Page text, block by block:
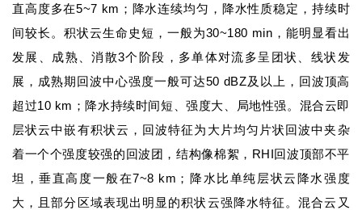
直高度多在5~7 km；降水连续均匀，降水性质稳定，持续时
间较长。积状云生命史短，一般为30~180 min，能明显看出
发展、成熟、消散3个阶段，多单体对流多呈团状、线状发
展，成熟期回波中心强度一般可达50 dBZ及以上，回波顶高
超过10 km；降水持续时间短、强度大、局地性强。混合云即
层状云中嵌有积状云，回波特征为大片均匀片状回波中夹杂
着一个个强度较强的回波团，结构像棉絮，RHI回波顶部不平
坦，垂直高度一般在7~8 km；降水比单纯层状云降水强度
大，且部分区域表现出明显的积状云强降水特征。混合云又